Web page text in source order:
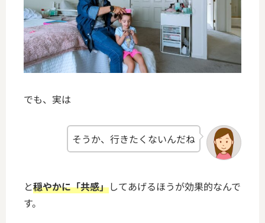
でも、実は
そうか、行きたくないんだね
と穏やかに「共感」してあげるほうが効果的なんで
す。